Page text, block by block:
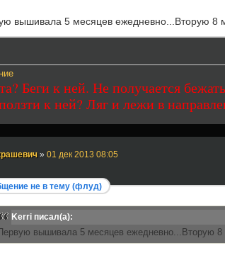
вышивала 5 месяцев ежедневно...Вторую 8
Беги к ней. Не получается
к ней? Ляг и лежи в
» 01 дек 2013 08:05
не в тему (флуд)
Kerri писал(а):
вышивала 5 месяцев ежедневно...Вторую